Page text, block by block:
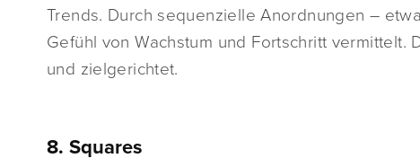
Trends. Durch sequenzielle Anordnungen –
Gefühl von Wachstum und Fortschritt
und zielgerichtet.
8. Squares